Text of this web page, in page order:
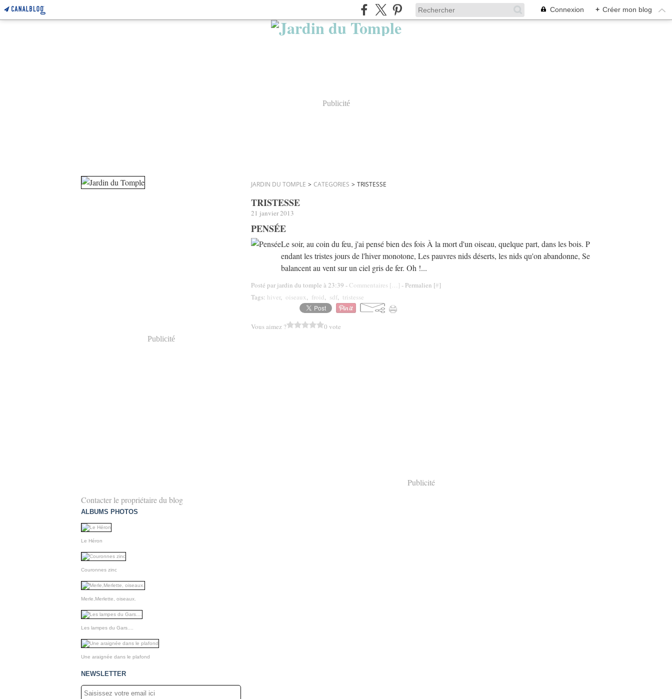
Connexion + Créer mon blog
Publicité
Publicité
Contacter le propriétaire du blog
ALBUMS PHOTOS
Le Héron
Couronnes zinc
Merle,Merlette, oiseaux.
Les lampes du Gars....
Une araignée dans le plafond
NEWSLETTER
JARDIN DU TOMPLE > CATEGORIES > TRISTESSE
TRISTESSE
21 janvier 2013
PENSÉE
Le soir, au coin du feu, j'ai pensé bien des fois À la mort d'un oiseau, quelque part, dans les bois. P
endant les tristes jours de l'hiver monotone, Les pauvres nids déserts, les nids qu'on abandonne, Se
balancent au vent sur un ciel gris de fer. Oh !...
Posté par jardin du tomple à 23:39 -Commentaires [ … ] - Permalien [#]
Tags: hiver, oiseaux, froid, sdf, tristesse
Vous aimez ? 0 vote
Publicité